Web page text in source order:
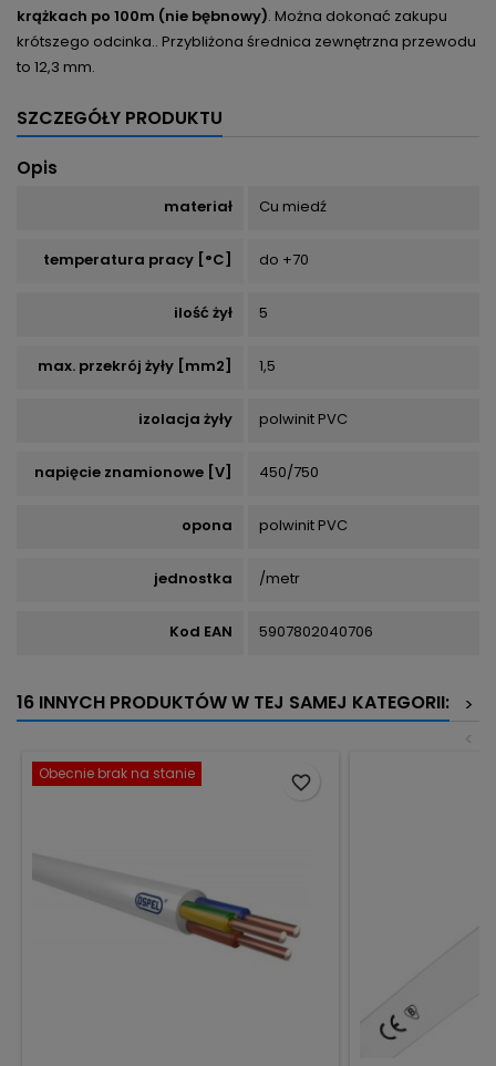
krążkach po 100m (nie bębnowy). Można dokonać zakupu
krótszego odcinka.. Przybliżona średnica zewnętrzna przewodu
to 12,3 mm.
SZCZEGÓŁY PRODUKTU
Opis
materiał Cu miedź
temperatura pracy [°C] do +70
ilość żył 5
max. przekrój żyły [mm2] 1,5
izolacja żyły polwinit PVC
napięcie znamionowe [V] 450/750
opona polwinit PVC
jednostka /metr
Kod EAN 5907802040706
16 INNYCH PRODUKTÓW W TEJ SAMEJ KATEGORII:
>
<
Obecnie brak na stanie favorite_border